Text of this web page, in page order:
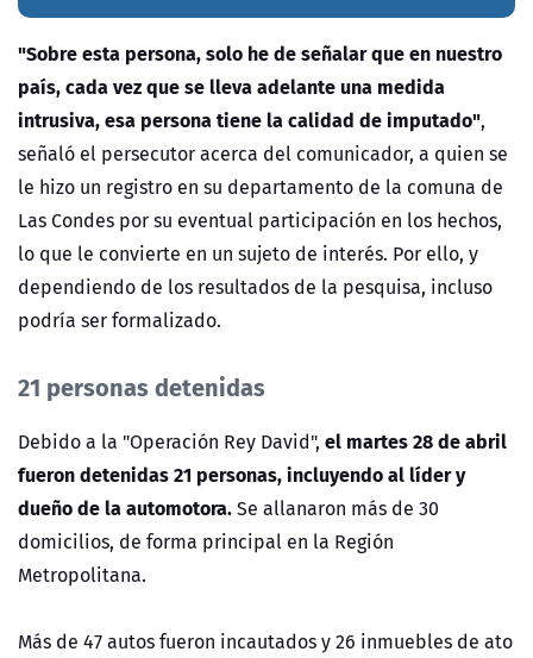
"Sobre esta persona, solo he de señalar que en nuestro
país, cada vez que se lleva adelante una medida
intrusiva, esa persona tiene la calidad de imputado",
señaló el persecutor acerca del comunicador, a quien se
le hizo un registro en su departamento de la comuna de
Las Condes por su eventual participación en los hechos,
lo que le convierte en un sujeto de interés. Por ello, y
dependiendo de los resultados de la pesquisa, incluso
podría ser formalizado.
21 personas detenidas
Debido a la "Operación Rey David", el martes 28 de abril
fueron detenidas 21 personas, incluyendo al líder y
dueño de la automotora.Se allanaron más de 30
domicilios, de forma principal en la Región
Metropolitana.
Más de 47 autos fueron incautados y 26 inmuebles de ato